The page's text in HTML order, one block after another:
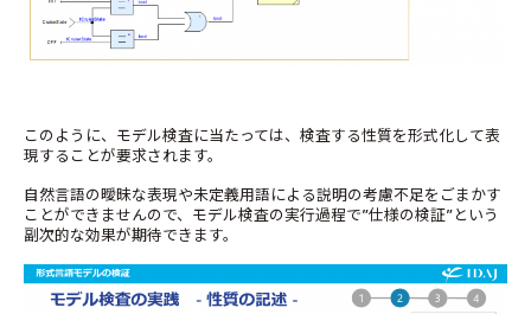
このように、モデル検査に当たっては、検査する性質を形式化して表
現することが要求されます。
自然言語の曖昧な表現や未定義用語による説明の考慮不足をごまかす
ことができませんので、モデル検査の実行過程で”仕様の検証”という
副次的な効果が期待できます。